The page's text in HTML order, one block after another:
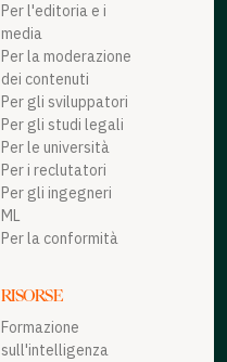
Per l'editoria e i
media
Per la moderazione
dei contenuti
Per gli sviluppatori
Per gli studi legali
Per le università
Per i reclutatori
Per gli ingegneri
ML
Per la conformità
RISORSE
Formazione
sull'intelligenza